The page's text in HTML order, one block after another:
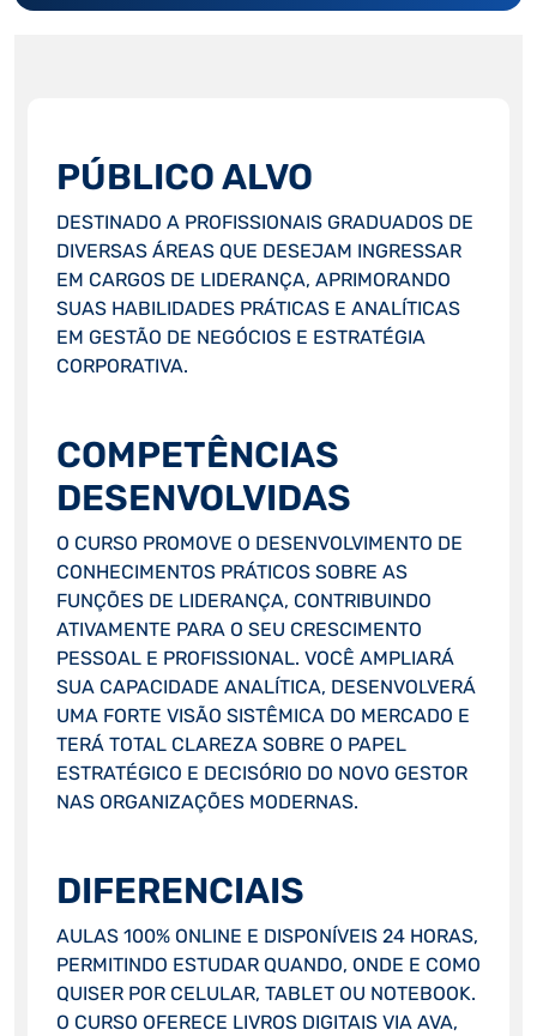
PÚBLICO ALVO
DESTINADO A PROFISSIONAIS GRADUADOS DE
DIVERSAS ÁREAS QUE DESEJAM INGRESSAR
EM CARGOS DE LIDERANÇA, APRIMORANDO
SUAS HABILIDADES PRÁTICAS E ANALÍTICAS
EM GESTÃO DE NEGÓCIOS E ESTRATÉGIA
CORPORATIVA.
COMPETÊNCIAS
DESENVOLVIDAS
O CURSO PROMOVE O DESENVOLVIMENTO DE
CONHECIMENTOS PRÁTICOS SOBRE AS
FUNÇÕES DE LIDERANÇA, CONTRIBUINDO
ATIVAMENTE PARA O SEU CRESCIMENTO
PESSOAL E PROFISSIONAL. VOCÊ AMPLIARÁ
SUA CAPACIDADE ANALÍTICA, DESENVOLVERÁ
UMA FORTE VISÃO SISTÊMICA DO MERCADO E
TERÁ TOTAL CLAREZA SOBRE O PAPEL
ESTRATÉGICO E DECISÓRIO DO NOVO GESTOR
NAS ORGANIZAÇÕES MODERNAS.
DIFERENCIAIS
AULAS 100% ONLINE E DISPONÍVEIS 24 HORAS,
PERMITINDO ESTUDAR QUANDO, ONDE E COMO
QUISER POR CELULAR, TABLET OU NOTEBOOK.
O CURSO OFERECE LIVROS DIGITAIS VIA AVA,